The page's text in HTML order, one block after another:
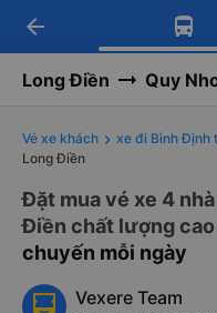
Tải app
Nhận ưu
Tải app
-30k/ghế
arrow_back
Long Điền Quy
Vé xe khách xe đi Bình Định
Long Điền
Đặt mua vé xe 4
Điền chất lượng
chuyến mỗi ngày
Vexere Team